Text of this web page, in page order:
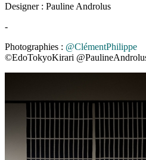
Designer : Pauline Androlus
-
Photographies : @ClémentPhilippe
©EdoTokyoKirari